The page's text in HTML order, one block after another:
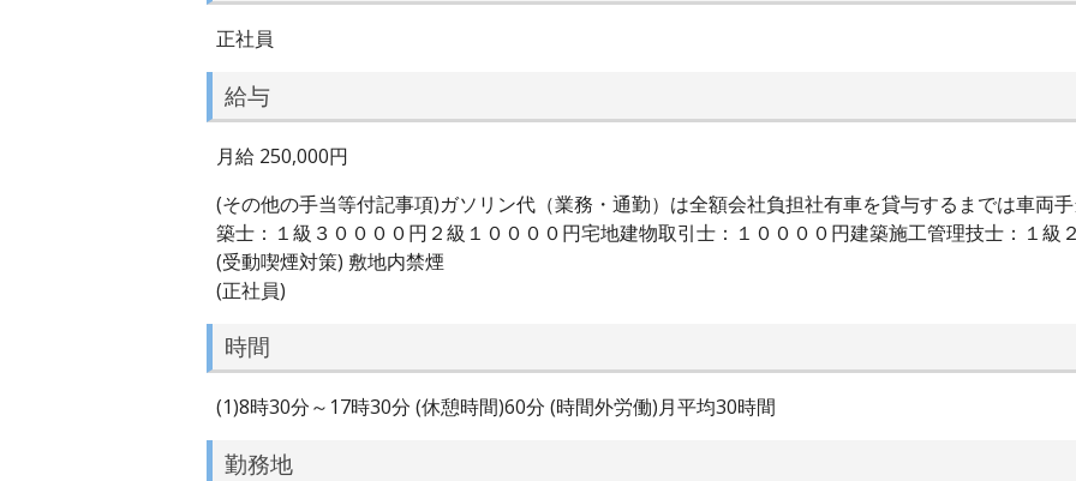
正社員
給与
月給 250,000円
(その他の手当等付記事項)ガソリン代（業務・通勤）は全額会社負担社有車を貸与するまでは車両
築士：１級３００００円２級１００００円宅地建物取引士：１００００円建築施工管理技士：１級
(受動喫煙対策) 敷地内禁煙
(正社員)
時間
(1)8時30分～17時30分 (休憩時間)60分 (時間外労働)月平均30時間
勤務地